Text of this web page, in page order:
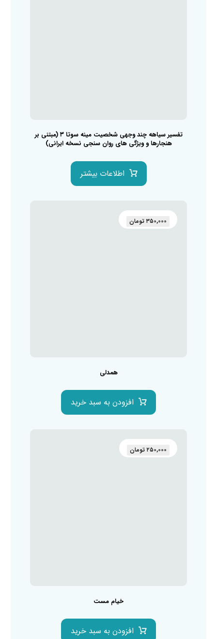
تفسیر سیاهه چند وجهی شخصیت مینه سوتا ۳ (مبتنی بر
هنجارها و ویژگی های روان سنجی نسخه ایرانی)
اطلاعات بیشتر
همدلی
۳۵۰,۰۰۰ تومان
افزودن به سبد خرید
خیام مست
۲۵۰,۰۰۰ تومان
افزودن به سبد خرید